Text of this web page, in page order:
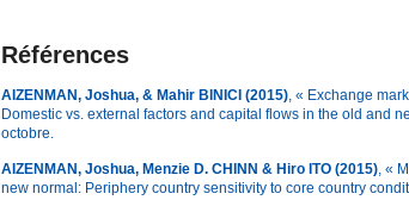
Références
AIZENMAN, Joshua, & Mahir BINICI (2015), « Exchange
Domestic vs. external factors and capital flows in the old and
octobre.
A IZENMAN, Joshua, Menzie D. CHINN & Hiro ITO (2015), «
new normal: Periphery country sensitivity to core country